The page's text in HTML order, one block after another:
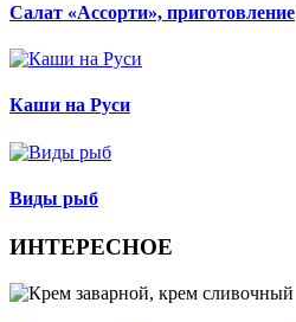
Салат «Ассорти», приготовление
Каши на Руси
Виды рыб
ИНТЕРЕСНОЕ